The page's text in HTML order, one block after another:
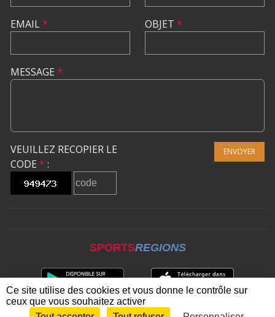
EMAIL* OBJET *
MESSAGE *
VEUILLEZ RECOPIER LE
CODE * :
ENVOYER
SPORTSREGIONS
Ce site utilise des cookies et vous donne le contrôle sur
ceux que vous souhaitez activer